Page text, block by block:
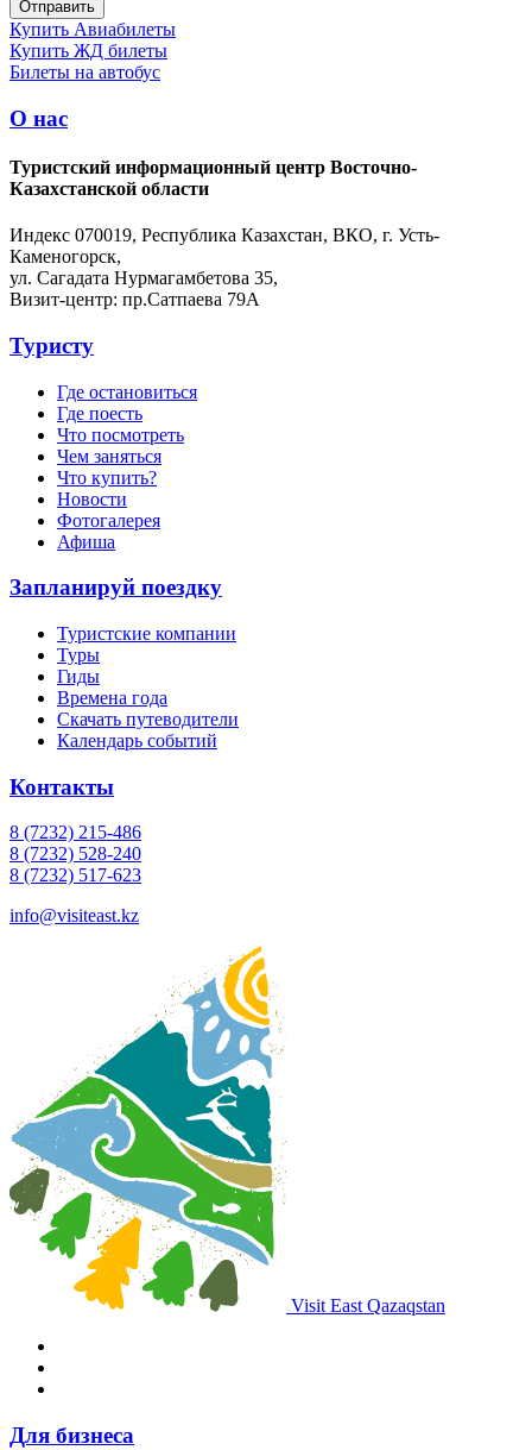
Купить Авиабилеты
Купить ЖД билеты
Билеты на автобус
О нас
Туристский информационный центр Восточно-
Казахстанской области
Индекс 070019, Республика Казахстан, ВКО, г. Усть-
Каменогорск,
ул. Сагадата Нурмагамбетова 35,
Визит-центр: пр.Сатпаева 79А
Туристу
Где остановиться
Где поесть
Что посмотреть
Чем заняться
Что купить?
Новости
Фотогалерея
Афиша
Запланируй поездку
Туристские компании
Туры
Гиды
Времена года
Скачать путеводители
Календарь событий
Контакты
8 (7232) 215-486
8 (7232) 528-240
8 (7232) 517-623
info@visiteast.kz
Visit East Qazaqstan
Для бизнеса